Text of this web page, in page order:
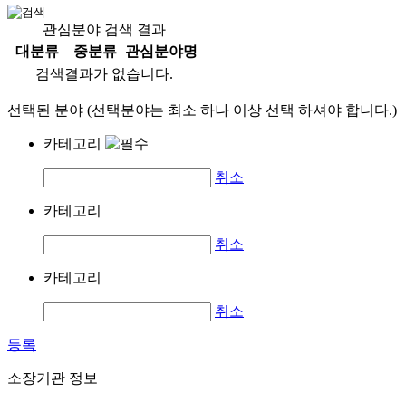
관심분야 검색 결과
대분류
중분류
관심분야명
검색결과가 없습니다.
선택된 분야 (선택분야는 최소 하나 이상 선택 하셔야 합니다.)
카테고리
취소
카테고리
취소
카테고리
취소
등록
소장기관 정보